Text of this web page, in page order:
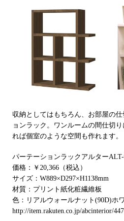
収納としてはもちろん、お部屋の
ョンラック。ワンルームの間仕切
れば個室のような空間も作れます。
パーテーションラックアルター
価格：￥20,366（税込）
サイズ：W889×D297×H1138mm
材質：プリント紙化粧繊維板
色：リアルウォールナット(90D)ホ
http://item.rakuten.co.jp/abcinterior/